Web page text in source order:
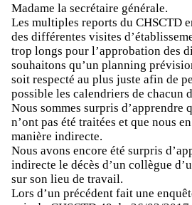
Madame la secrétaire générale.
Les multiples reports du CHSCTD
des différentes visites
trop longs pour l’approbation des
souhaitons qu’un planning
soit respecté au plus juste afin de
possible les calendriers de chacun
Nous sommes surpris d’apprendre
n’ont pas été traitées et que nous
manière indirecte.
Nous avons encore été surpris
indirecte le décès d’un collègue
sur son lieu de travail.
Lors d’un précédent fait une